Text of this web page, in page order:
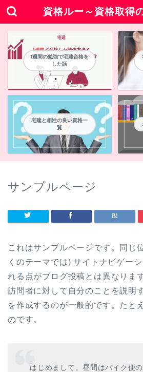
資格ルー～資格取得
1週間の勉強で宅建合格を
した話
宅建と相性の良い資格一
覧
サンプルページ
これはサンプルページです。同じ
くのテーマでは) サイトナビゲー
れる点がブログ投稿とは異なりま
訪問者に対して自分のことを説明
を作成するのが一般的です。たと
のです。
はじめまして。昼間はバイク便